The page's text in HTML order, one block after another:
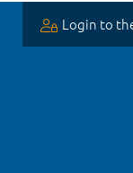
Login to